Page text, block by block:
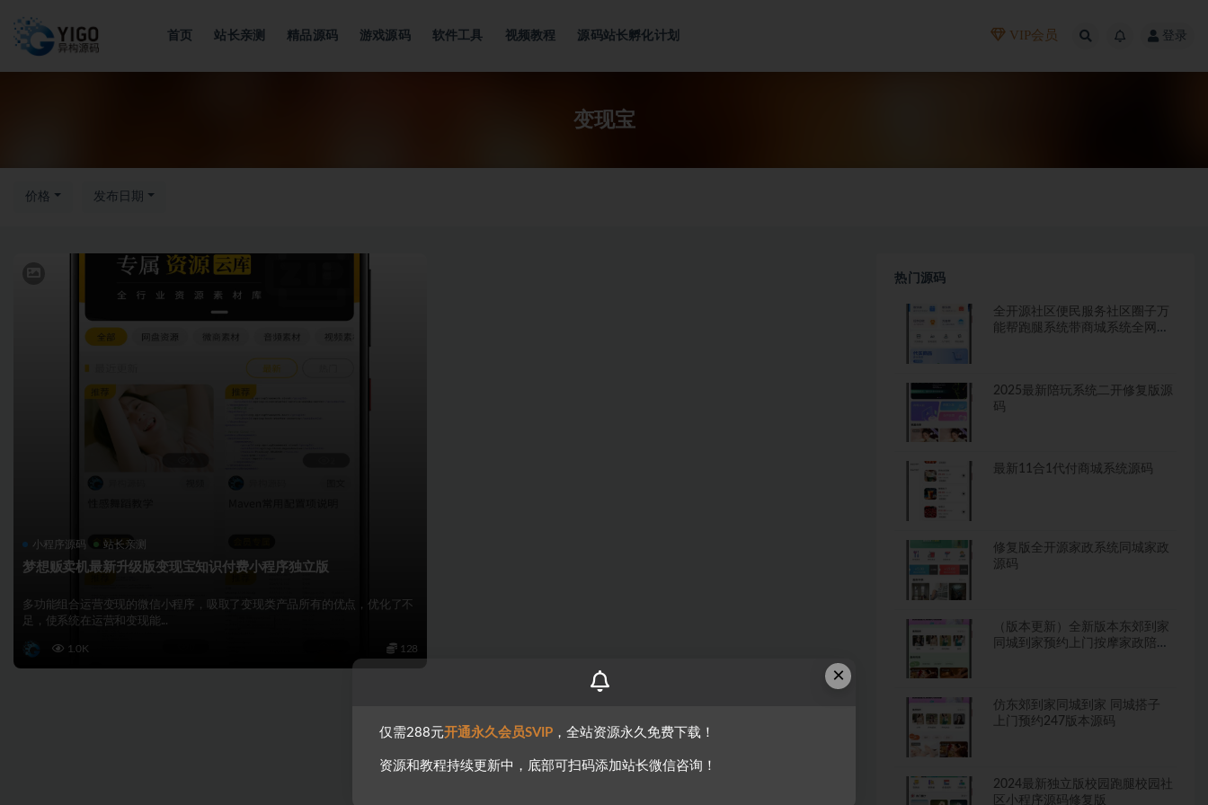
首页 站长亲测 精品源码 游戏源码 软件工具 视频教程 源码站长孵化计划 VIP会员 登录
变现宝
价格 发布日期
小程序源码 站长亲测
梦想贩卖机最新升级版变现宝知识付费小程序独立版
多功能组合运营变现的微信小程序，吸取了变现类产品所有的优点，优化了不
足，使系统在运营和变现能...
1.0K 128
热门源码
全开源社区便民服务社区圈子万
能帮跑腿系统带商城系统全网首
2025最新陪玩系统二开修复版源
码
最新11合1代付商城系统源码
修复版全开源家政系统同城家政
源码
（版本更新）全新版本东郊到家
同城到家预约上门按摩家政陪玩
仿东郊到家同城到家 同城搭子
上门预约247版本源码
2024最新独立版校园跑腿校园社
区小程序源码修复版
×
仅需288元开通永久会员SVIP ，全站资源永久免费下载！
资源和教程持续更新中，底部可扫码添加站长微信咨询！